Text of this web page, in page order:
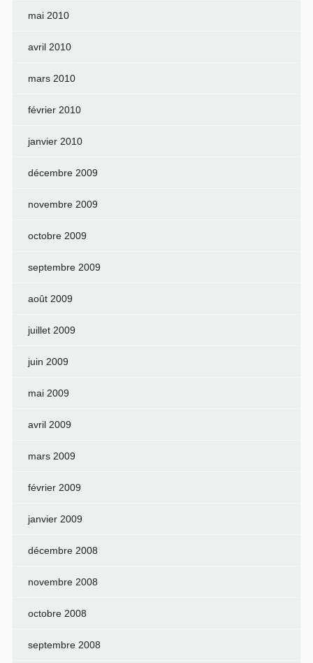
mai 2010
avril 2010
mars 2010
février 2010
janvier 2010
décembre 2009
novembre 2009
octobre 2009
septembre 2009
août 2009
juillet 2009
juin 2009
mai 2009
avril 2009
mars 2009
février 2009
janvier 2009
décembre 2008
novembre 2008
octobre 2008
septembre 2008